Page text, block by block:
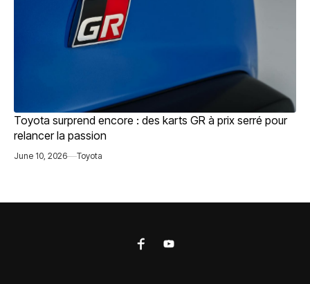
Toyota surprend encore : des karts GR à prix serré pour
relancer la passion
June 10, 2026 Toyota